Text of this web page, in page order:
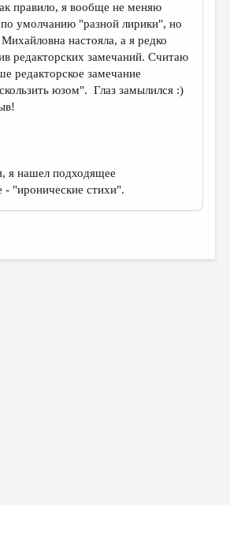
правило, я вообще не меняю
по умолчанию "разной лирики", но
настояла, а я редко
редакторских замечаний. Считаю
редакторское замечание
юзом". Глаз замылился :)
я нашел подходящее
- "иронические стихи".